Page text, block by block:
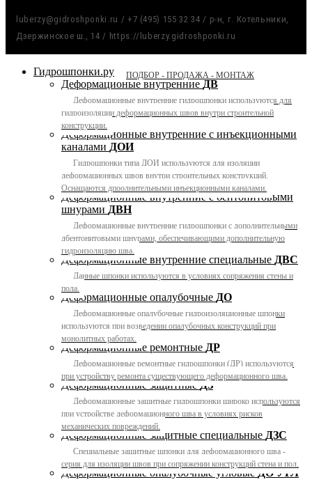
luberzy@gidroshponki.ru / +7 (495) 155 32 34 / р-н, г. Котельники,
Дзержинское ш., 14 / https://luberzy.gidroshponki.ru
Гидрошпонки.ру ПОДБОР - ПРОДАЖА - МОНТАЖ
Деформационые внутренние ДВ
Деформационные внутренние гидрошпонки используются для
гидроизоляции деформационных швов внутри строительной
конструкции.
Деформационные внутренние с инъекционными
каналами ДОИ
Гидрошпонки типа ДОИ используются для изоляции
деформационных швов внутри строительных конструкций.
Оснащаются дпоолнительными инъекционными каналами.
Деформационные внутренние с бентонитовыми
шнурами ДВН
Деформационные внутренние гидрошпонки с дополнительными
дбентонитовыми шнурами, обеспечивающими дополнительную
гидроизоляцию шва.
Деформационные внутренние специальные ДВС
Данные шпонки используются в условиях сопряжения стены и
пола.
Деформационные опалубочные ДО
Деформационные опалубочные гидроизоляционные шпонки
используются при возведении опалубочных конструкций при
монолитных работах.
Деформационные ремонтные ДР
Деформационные ремонтные гидрошпонки (ДР) используются
при устройству ремонта существующего деформационного шва.
Деформационные защитные ДЗ
Деформационные защитные гидрошпонки широко используются
при устройстве деформационного шва в условиях рисков
механических повреждений.
Деформационные защитные специальные ДЗС
Специальные защитные шпонки для деформационного шва -
серия для изоляции швов при сопряжении конструкций стена и пол.
Деформационные опалубочные угловые ДО УГЛ